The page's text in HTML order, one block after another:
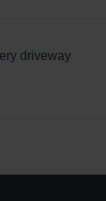
driveway